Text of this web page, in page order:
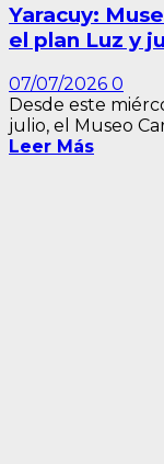
Yaracuy:
el plan Luz y
07/07/2026 0
Desde este
julio, el Museo
Leer Más